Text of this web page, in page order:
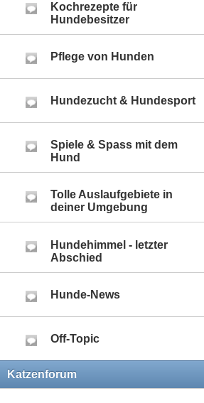
Kochrezepte für
Hundebesitzer
Pflege von Hunden
Hundezucht & Hundesport
Spiele & Spass mit dem
Hund
Tolle Auslaufgebiete in
deiner Umgebung
Hundehimmel - letzter
Abschied
Hunde-News
Off-Topic
Katzenforum